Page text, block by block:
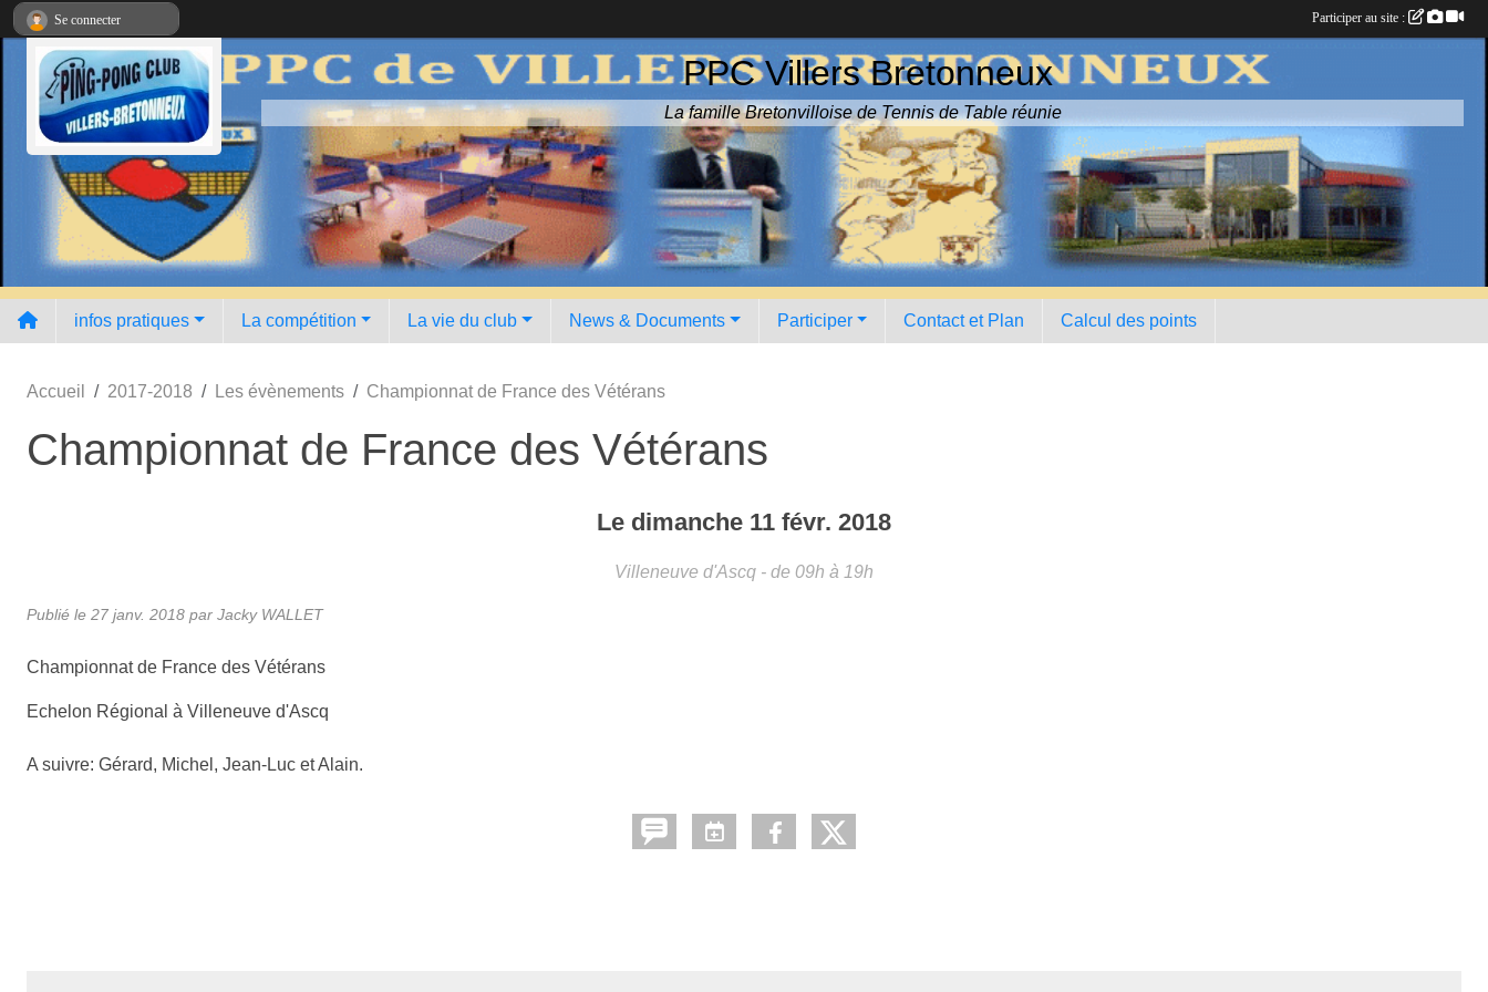
PPC Villers Bretonneux
La famille Bretonvilloise de Tennis de Table réunie
infos pratiques La compétition La vie du club News & Documents Participer Contact et Plan Calcul des points
Accueil 2017-2018 Les évènements Championnat de France des Vétérans
Championnat de France des Vétérans
Le dimanche 11 févr. 2018
Villeneuve d'Ascq - de 09h à 19h
Publié le 27 janv. 2018 par Jacky WALLET
Championnat de France des Vétérans
Echelon Régional à Villeneuve d'Ascq
A suivre: Gérard, Michel, Jean-Luc et Alain.
Se connecter Participer au site :
Panneau de gestion des cookies